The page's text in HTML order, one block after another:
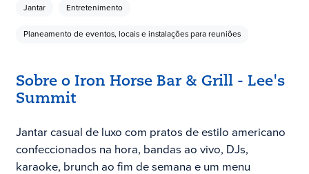
Jantar Entretenimento
Planeamento de eventos, locais e instalações para reuniões
Sobre o Iron Horse Bar & Grill - Lee's
Summit
Jantar casual de luxo com pratos de estilo americano
confeccionados na hora, bandas ao vivo, DJs,
karaoke, brunch ao fim de semana e um menu